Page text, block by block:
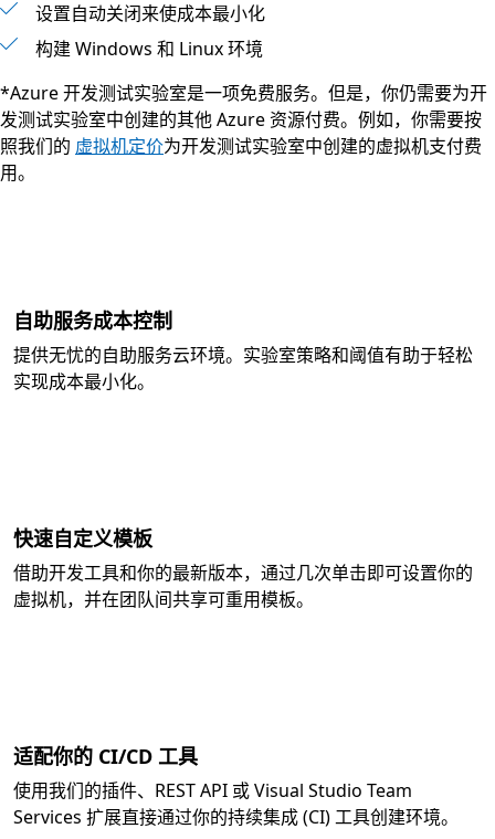
设置自动关闭来使成本最小化
构建 Windows 和 Linux 环境
*Azure 开发测试实验室是一项免费服务。但是，你仍需要为开
发测试实验室中创建的其他 Azure 资源付费。例如，你需要按
照我们的 虚拟机定价为开发测试实验室中创建的虚拟机支付费
用。
自助服务成本控制
提供无忧的自助服务云环境。实验室策略和阈值有助于轻松
实现成本最小化。
快速自定义模板
借助开发工具和你的最新版本，通过几次单击即可设置你的
虚拟机，并在团队间共享可重用模板。
适配你的 CI/CD 工具
使用我们的插件、REST API 或 Visual Studio Team
Services 扩展直接通过你的持续集成 (CI) 工具创建环境。